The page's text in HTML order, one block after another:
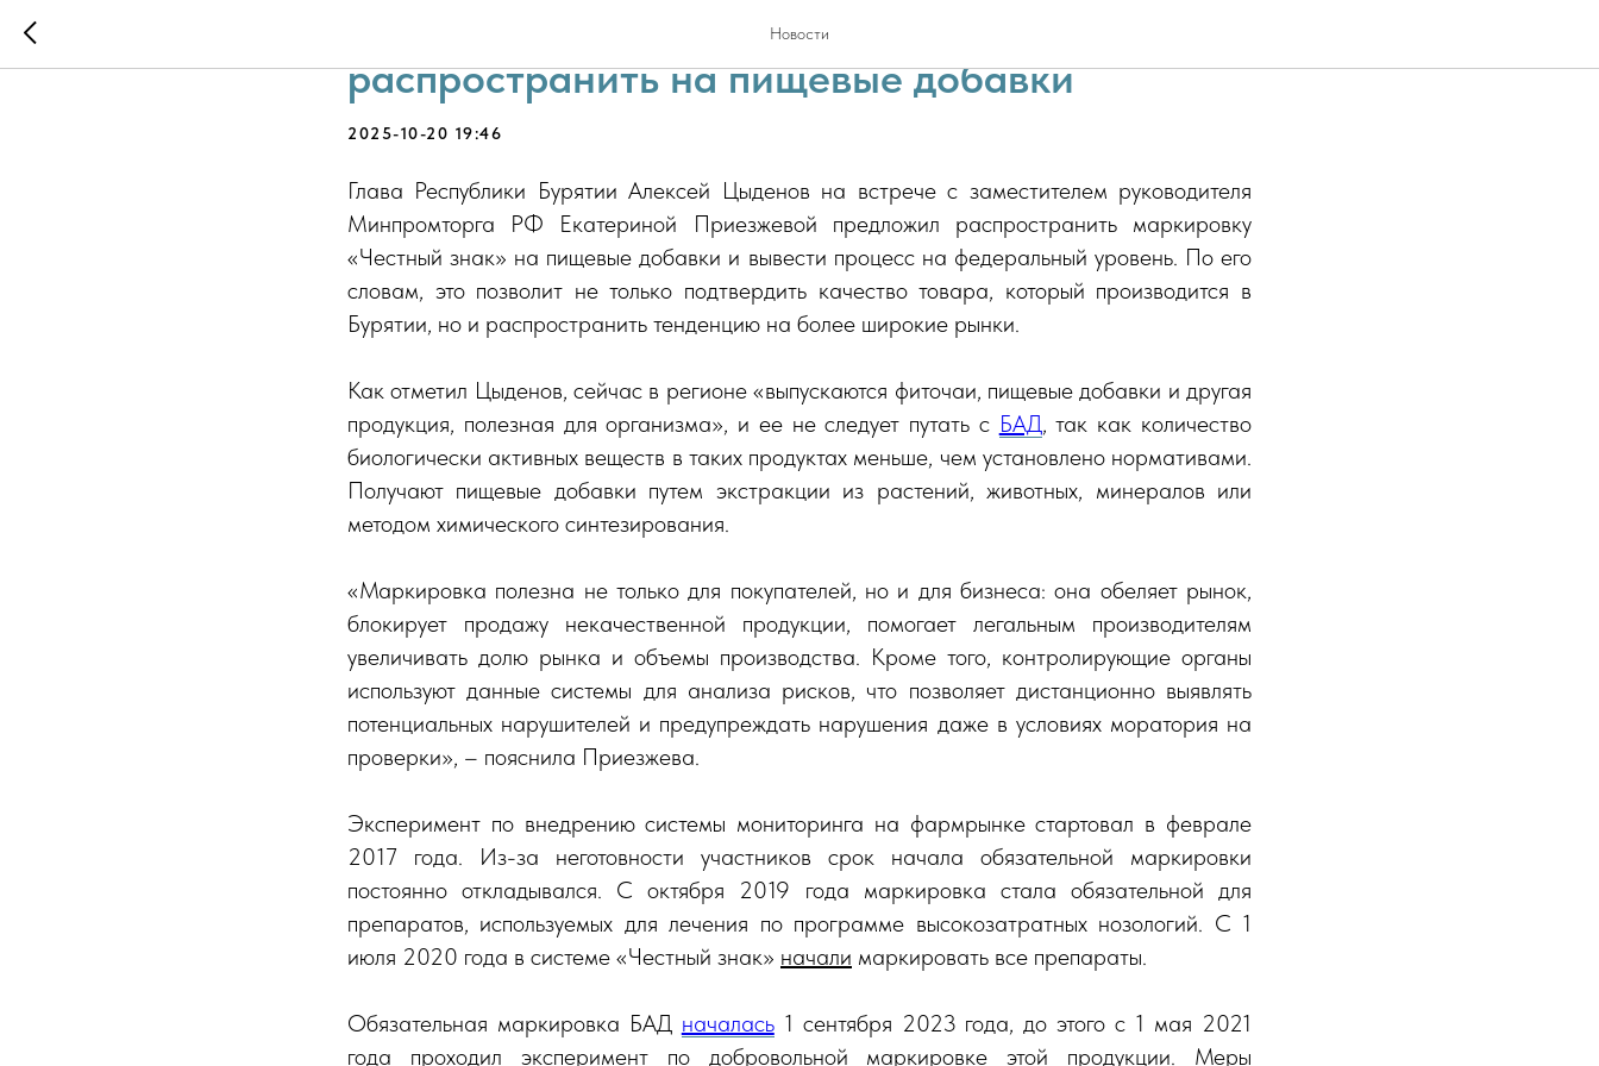
Новости
Маркировку «Честный знак» предложили
распространить на пищевые добавки
2025-10-20 19:46
Глава Республики Бурятии Алексей Цыденов на встрече с заместителем руководителя
Минпромторга РФ Екатериной Приезжевой предложил распространить маркировку
«Честный знак» на пищевые добавки и вывести процесс на федеральный уровень. По его
словам, это позволит не только подтвердить качество товара, который производится в
Бурятии, но и распространить тенденцию на более широкие рынки.
Как отметил Цыденов, сейчас в регионе «выпускаются фиточаи, пищевые добавки и другая
продукция, полезная для организма», и ее не следует путать с БАД, так как количество
биологически активных веществ в таких продуктах меньше, чем установлено нормативами.
Получают пищевые добавки путем экстракции из растений, животных, минералов или
методом химического синтезирования.
«Маркировка полезна не только для покупателей, но и для бизнеса: она обеляет рынок,
блокирует продажу некачественной продукции, помогает легальным производителям
увеличивать долю рынка и объемы производства. Кроме того, контролирующие органы
используют данные системы для анализа рисков, что позволяет дистанционно выявлять
потенциальных нарушителей и предупреждать нарушения даже в условиях моратория на
проверки», – пояснила Приезжева.
Эксперимент по внедрению системы мониторинга на фармрынке стартовал в феврале
2017 года. Из-за неготовности участников срок начала обязательной маркировки
постоянно откладывался. С октября 2019 года маркировка стала обязательной для
препаратов, используемых для лечения по программе высокозатратных нозологий. С 1
июля 2020 года в системе «Честный знак» начали маркировать все препараты.
Обязательная маркировка БАД началась1 сентября 2023 года, до этого с 1 мая 2021
года проходил эксперимент по добровольной маркировке этой продукции. Меры